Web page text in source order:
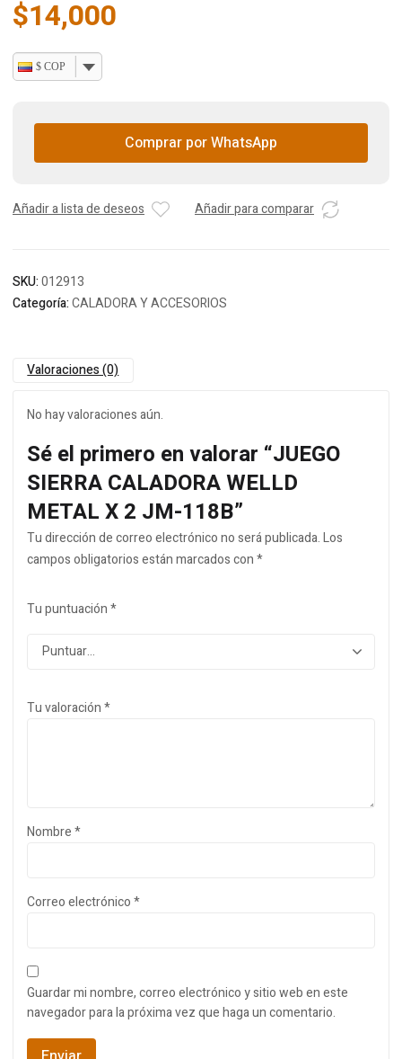
$14,000
$ COP
Comprar por WhatsApp
Añadir a lista de deseos Añadir para comparar
SKU:012913
Categoría:CALADORA Y ACCESORIOS
Valoraciones (0)
No hay valoraciones aún.
Sé el primero en valorar “JUEGO
SIERRA CALADORA WELLD
METAL X 2 JM-118B”
Tu dirección de correo electrónico no será publicada.Los
campos obligatorios están marcados con*
Tu puntuación*
Tu valoración*
Nombre*
Correo electrónico*
Guardar mi nombre, correo electrónico y sitio web en este
navegador para la próxima vez que haga un comentario.